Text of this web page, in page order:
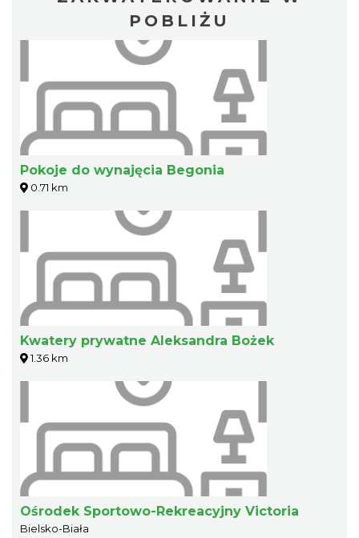
POBLIŻU
Pokoje do wynajęcia Begonia
0.71 km
Kwatery prywatne Aleksandra Bożek
1.36 km
Ośrodek Sportowo-Rekreacyjny Victoria
Bielsko-Biała